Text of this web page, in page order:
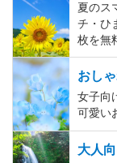
夏のス
チ・ひ
枚を無
おし
女子向
可愛い
大人